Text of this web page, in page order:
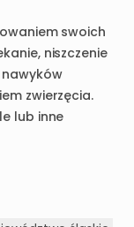
swoich
niszczenie
zwierzęcia.
lub inne